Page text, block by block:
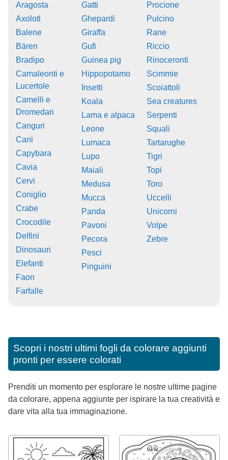
Aragosta
Axolotl
Balene
Bären
Bradipo
Camaleonti e
Lucertole
Camelli e
Dromedari
Canguri
Cani
Capybara
Cavia
Cervi
Coniglio
Crabe
Crocodile
Delfini
Dinosauri
Elefanti
Faon
Farfalle
Gatti
Ghepardi
Giraffa
Gufi
Guinea pig
Hippopotamo
Insetti
Koala
Lama e alpaca
Leone
Lumaca
Lupo
Maiali
Medusa
Mucca
Panda
Pavoni
Pecora
Pesci
Pinguini
Procione
Pulcino
Rane
Riccio
Rinoceronti
Scimmie
Scoiattoli
Sea creatures
Serpenti
Squali
Tartarughe
Tigri
Topi
Toro
Uccelli
Unicorni
Volpe
Zebre
Scopri i nostri ultimi fogli da colorare aggiunti
pronti per essere colorati
Prenditi un momento per esplorare le nostre ultime pagine
da colorare, appena aggiunte per ispirare la tua creatività e
dare vita alla tua immaginazione.